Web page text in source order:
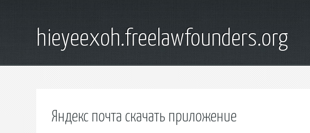
hieyeexoh.freelawfounders.org
Яндекс почта скачать приложение